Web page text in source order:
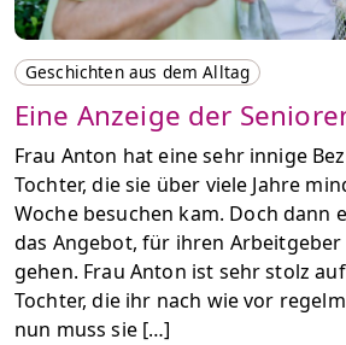
Geschichten aus dem Alltag
Eine Anzeige der
Frau Anton hat eine sehr innige
Tochter, die sie über viele Jahre
Woche besuchen kam. Doch dann
das Angebot, für ihren Arbeitgeber
gehen. Frau Anton ist sehr stolz
Tochter, die ihr nach wie vor
nun muss sie […]